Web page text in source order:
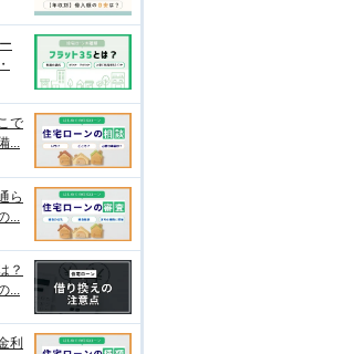
で
...
ら
？
...
利